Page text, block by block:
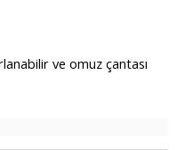
ve omuz çantası